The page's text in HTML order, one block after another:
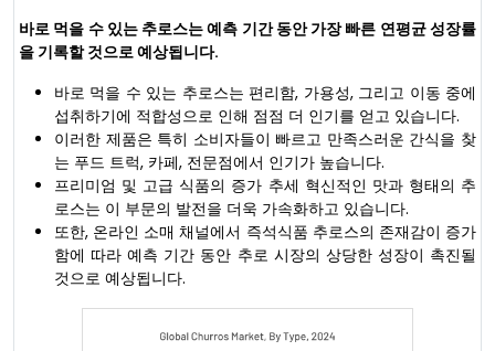
바로 먹을 수 있는 추로스는 예측 기간 동안 가장 빠른 연평균 성장률
을 기록할 것으로 예상됩니다.
바로 먹을 수 있는 추로스는 편리함, 가용성, 그리고 이동 중에
섭취하기에 적합성으로 인해 점점 더 인기를 얻고 있습니다.
이러한 제품은 특히 소비자들이 빠르고 만족스러운 간식을 찾
는 푸드 트럭, 카페, 전문점에서 인기가 높습니다.
프리미엄 및 고급 식품의 증가 추세 혁신적인 맛과 형태의 추
로스는 이 부문의 발전을 더욱 가속화하고 있습니다.
또한, 온라인 소매 채널에서 즉석식품 추로스의 존재감이 증가
함에 따라 예측 기간 동안 추로 시장의 상당한 성장이 촉진될
것으로 예상됩니다.